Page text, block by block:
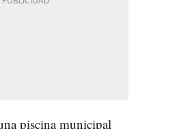
piscina municipal